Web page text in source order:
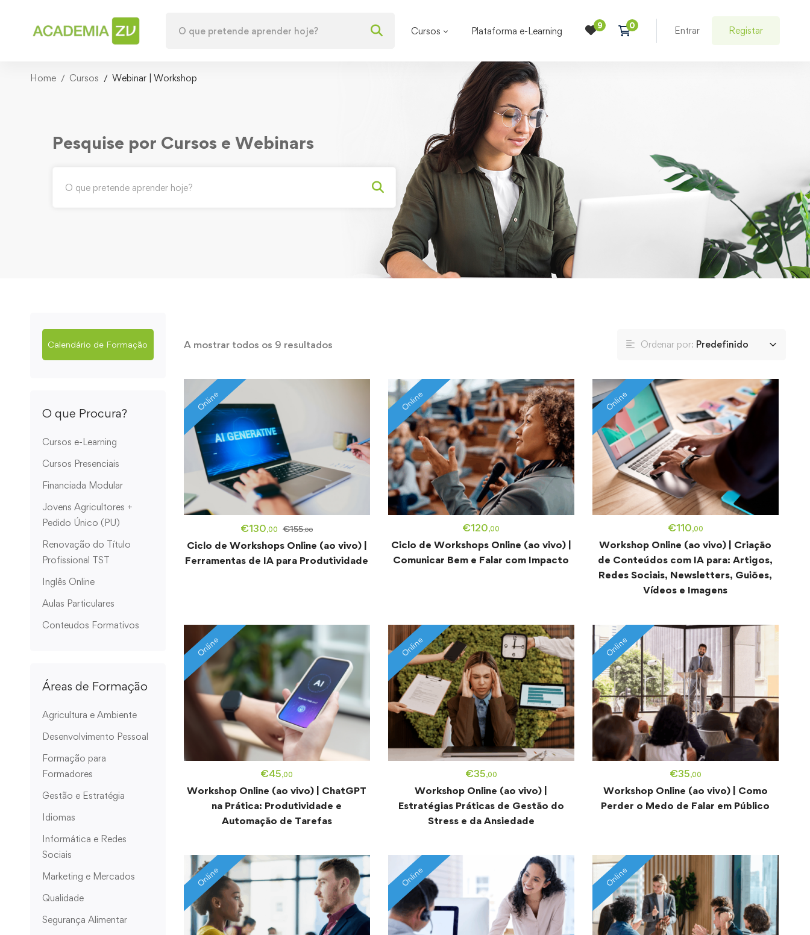
Cursos Plataforma e-Learning Entrar Registar
Home Cursos Webinar | Workshop
Pesquise por Cursos e Webinars
Calendário de Formação
O que Procura?
Cursos e-Learning
Cursos Presenciais
Financiada Modular
Jovens Agricultores +
Pedido Único (PU)
Renovação do Título
Profissional TST
Inglês Online
Aulas Particulares
Conteudos Formativos
Áreas de Formação
Agricultura e Ambiente
Desenvolvimento Pessoal
Formação para
Formadores
Gestão e Estratégia
Idiomas
Informática e Redes
Sociais
Marketing e Mercados
Qualidade
Segurança Alimentar
A mostrar todos os 9 resultados Ordenar por: Predefinido
€130,00 €155,00
Online
Ciclo de Workshops Online (ao vivo) |
Ferramentas de IA para Produtividade
€120,00
Online
Ciclo de Workshops Online (ao vivo) |
Comunicar Bem e Falar com Impacto
€110,00
Online
Workshop Online (ao vivo) | Criação
de Conteúdos com IA para: Artigos,
Redes Sociais, Newsletters, Guiões,
Vídeos e Imagens
€45,00
Online
Workshop Online (ao vivo) | ChatGPT
na Prática: Produtividade e
Automação de Tarefas
€35,00
Online
Workshop Online (ao vivo) |
Estratégias Práticas de Gestão do
Stress e da Ansiedade
€35,00
Online
Workshop Online (ao vivo) | Como
Perder o Medo de Falar em Público
Online Online Online